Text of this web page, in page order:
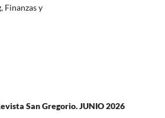
Finanzas y
San Gregorio. JUNIO 2026